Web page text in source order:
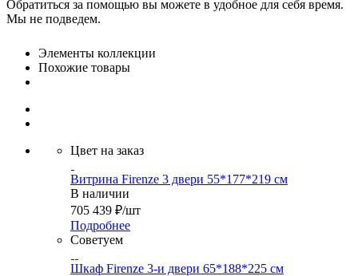
Обратиться за помощью вы можете в удобное для себя время.
Мы не подведем.
Элементы коллекции
Похожие товары
Цвет на заказ
Витрина Firenze 3 двери 55*177*219 см
В наличии
705 439 ₽/шт
Подробнее
Советуем
Шкаф Firenze 3-и двери 65*188*225 см